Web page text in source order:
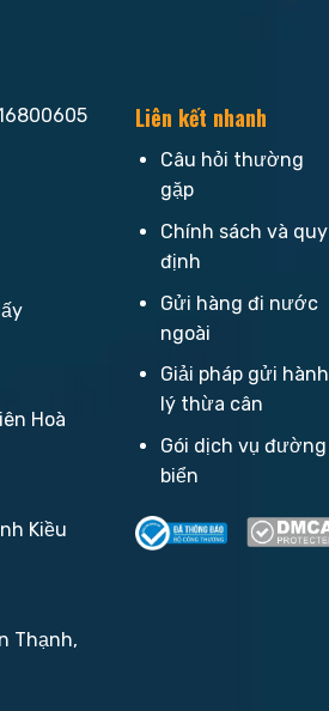
Hoà
Kiều
Thạnh,
Liên kết nhanh
Câu hỏi thường
gặp
Chính sách và quy
định
Gửi hàng đi nước
ngoài
Giải pháp gửi hành
lý thừa cân
Gói dịch vụ đường
biển